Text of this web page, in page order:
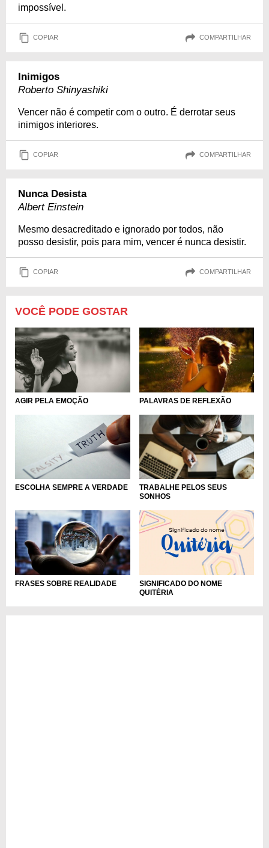
impossível.
COPIAR COMPARTILHAR
Inimigos
Roberto Shinyashiki
Vencer não é competir com o outro. É derrotar seus
inimigos interiores.
COPIAR COMPARTILHAR
Nunca Desista
Albert Einstein
Mesmo desacreditado e ignorado por todos, não
posso desistir, pois para mim, vencer é nunca desistir.
COPIAR COMPARTILHAR
VOCÊ PODE GOSTAR
AGIR PELA EMOÇÃO PALAVRAS DE REFLEXÃO
ESCOLHA SEMPRE A VERDADE
TRABALHE PELOS SEUS
SONHOS
FRASES SOBRE REALIDADE
SIGNIFICADO DO NOME
QUITÉRIA